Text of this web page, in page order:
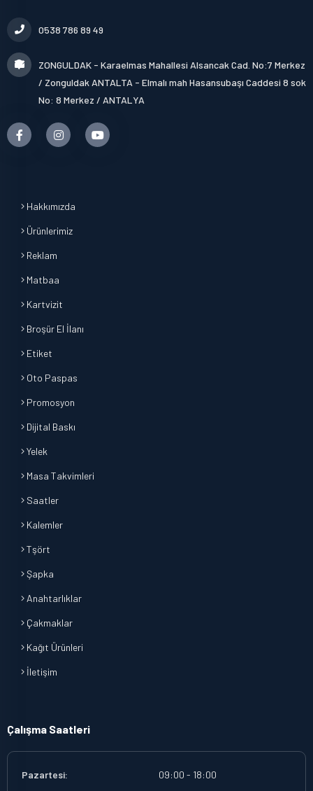
0538 786 89 49
ZONGULDAK - Karaelmas Mahallesi Alsancak Cad. No:7 Merkez
/ Zonguldak ANTALTA - Elmalı mah Hasansubaşı Caddesi 8 sok
No: 8 Merkez / ANTALYA
Hakkımızda
Ürünlerimiz
Reklam
Matbaa
Kartvizit
Broşür El İlanı
Etiket
Oto Paspas
Promosyon
Dijital Baskı
Yelek
Masa Takvimleri
Saatler
Kalemler
Tşört
Şapka
Anahtarlıklar
Çakmaklar
Kağıt Ürünleri
İletişim
Çalışma Saatleri
Pazartesi:
09:00 - 18:00